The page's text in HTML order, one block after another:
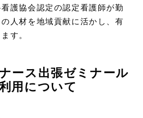
護協会認定の認定看護師が勤
人材を地域貢献に活かし、有
す。
ース出張ゼミナール
用について